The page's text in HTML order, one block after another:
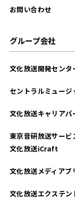
お問い合わせ
グループ会社
文化放送開発センタ
セントラルミュージ
文化放送キャリアパ
東京音研放送サービ
文化放送iCraft
文化放送メディアブ
文化放送エクステン